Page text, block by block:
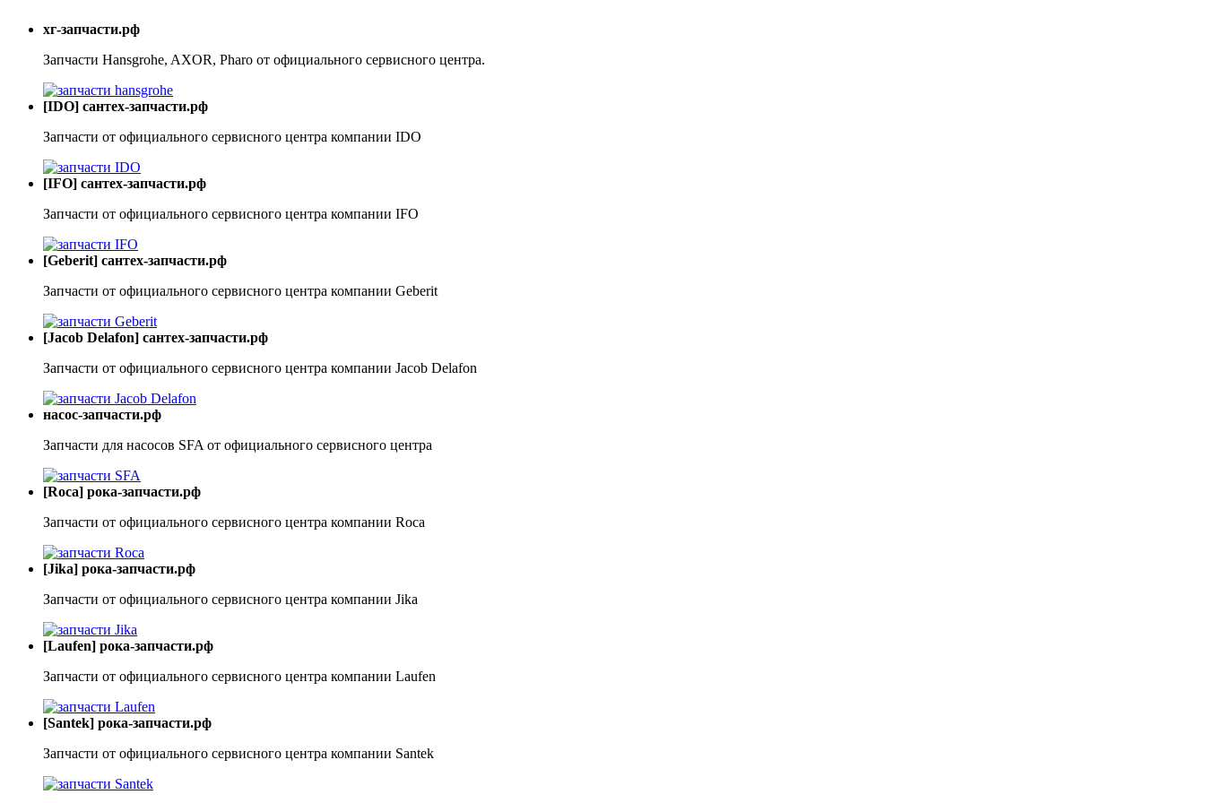
хг-запчасти.рф
Запчасти Hansgrohe, AXOR, Pharo от официального сервисного центра.
[IDO] сантех-запчасти.рф
Запчасти от официального сервисного центра компании IDO
[IFO] сантех-запчасти.рф
Запчасти от официального сервисного центра компании IFO
[Geberit] сантех-запчасти.рф
Запчасти от официального сервисного центра компании Geberit
[Jacob Delafon] сантех-запчасти.рф
Запчасти от официального сервисного центра компании Jacob Delafon
насос-запчасти.рф
Запчасти для насосов SFA от официального сервисного центра
[Roca] рока-запчасти.рф
Запчасти от официального сервисного центра компании Roca
[Jika] рока-запчасти.рф
Запчасти от официального сервисного центра компании Jika
[Laufen] рока-запчасти.рф
Запчасти от официального сервисного центра компании Laufen
[Santek] рока-запчасти.рф
Запчасти от официального сервисного центра компании Santek